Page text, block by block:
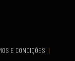
E CONDIÇÕES
|